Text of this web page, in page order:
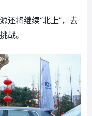
还将继续“北上”，去
战。